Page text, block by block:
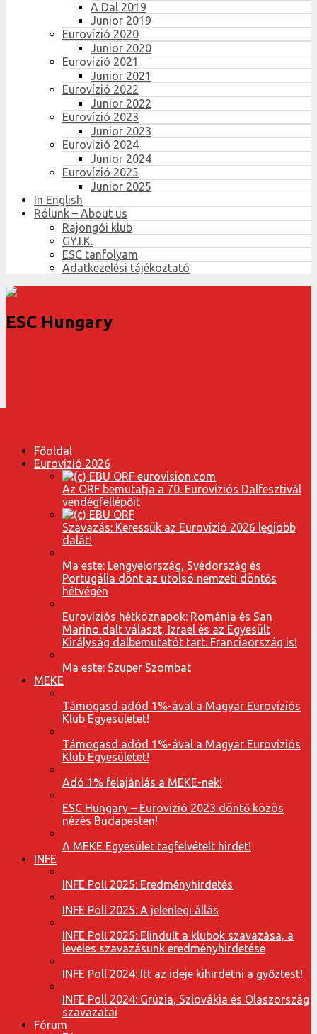
A Dal 2019
Junior 2019
Eurovízió 2020
Junior 2020
Eurovízió 2021
Junior 2021
Eurovízió 2022
Junior 2022
Eurovízió 2023
Junior 2023
Eurovízió 2024
Junior 2024
Eurovízió 2025
Junior 2025
In English
Rólunk – About us
Rajongói klub
GY.I.K.
ESC tanfolyam
Adatkezelési tájékoztató
ESC Hungary
Főoldal
Eurovízió 2026
Az ORF bemutatja a 70. Eurovíziós Dalfesztivál
vendégfellépőit
Szavazás: Keressük az Eurovízió 2026 legjobb
dalát!
Ma este: Lengyelország, Svédország és
Portugália dönt az utolsó nemzeti döntős
hétvégén
Eurovíziós hétköznapok: Románia és San
Marino dalt választ, Izrael és az Egyesült
Királyság dalbemutatót tart. Franciaország is!
Ma este: Szuper Szombat
MEKE
Támogasd adód 1%-ával a Magyar Eurovíziós
Klub Egyesületet!
Támogasd adód 1%-ával a Magyar Eurovíziós
Klub Egyesületet!
Adó 1% felajánlás a MEKE-nek!
ESC Hungary – Eurovízió 2023 döntő közös
nézés Budapesten!
A MEKE Egyesület tagfelvételt hirdet!
INFE
INFE Poll 2025: Eredményhirdetés
INFE Poll 2025: A jelenlegi állás
INFE Poll 2025: Elindult a klubok szavazása, a
leveles szavazásunk eredményhirdetése
INFE Poll 2024: Itt az ideje kihirdetni a győztest!
INFE Poll 2024: Grúzia, Szlovákia és Olaszország
szavazatai
Fórum